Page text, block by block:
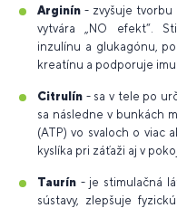
Arginín - zvyšuje tvorbu
vytvára „NO efekt“.
inzulínu a glukagónu,
kreatínu a podporuje
Citrulín - sa v tele po
sa následne v bunkách
(ATP) vo svaloch o viac
kyslíka pri záťaži aj v
Taurín - je stimulačná
sústavy, zlepšuje